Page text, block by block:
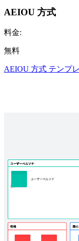
AEIOU 方式
料金:
無料
AEIOU 方式 テンプ